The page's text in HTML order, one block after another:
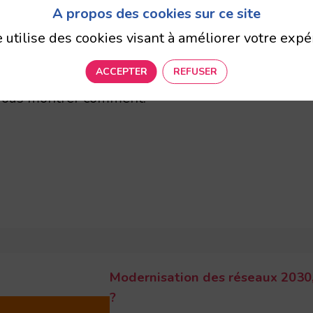
mobilité de votre territoire en décisions
montrer comment.
Modernisation des réseaux
?
A propos des cookies sur ce site
utilise des cookies visant à améliorer votre
ACCEPTER REFUSER